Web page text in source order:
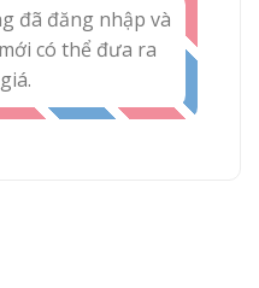
đã đăng nhập và
có thể đưa ra